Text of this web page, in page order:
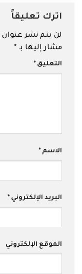
اترك تعليقاً
لن يتم نشر عنوان
مشار إليها بـ *
التعليق *
الاسم *
البريد الإلكتروني*
الموقع الإلكتروني